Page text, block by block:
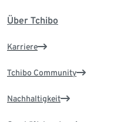
Über Tchibo
Karriere
Tchibo Community
Nachhaltigkeit